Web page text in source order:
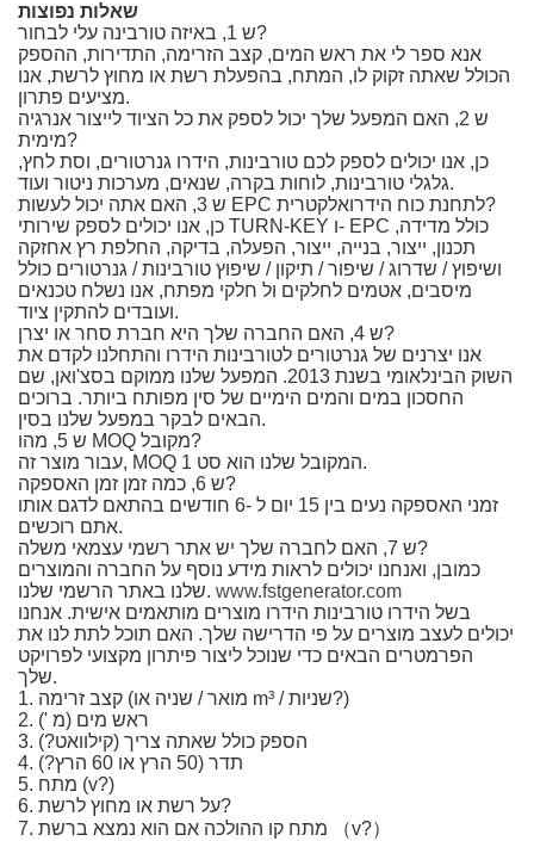
שאלות נפוצות
ש 1, באיזה טורבינה עלי לבחור?
אנא ספר לי את ראש המים, קצב הזרימה, התדירות, ההספק
הכולל שאתה זקוק לו, המתח, בהפעלת רשת או מחוץ לרשת, אנו
מציעים פתרון.
ש 2, האם המפעל שלך יכול לספק את כל הציוד לייצור אנרגיה
מימית?
כן, אנו יכולים לספק לכם טורבינות, הידרו גנרטורים, וסת לחץ,
גלגלי טורבינות, לוחות בקרה, שנאים, מערכות ניטור ועוד.
ש 3, האם אתה יכול לעשות EPC לתחנת כוח הידרואלקטרית?
כן, אנו יכולים לספק שירותי TURN-KEY ו- EPC כולל מדידה,
תכנון, ייצור, בנייה, ייצור, הפעלה, בדיקה, החלפת רץ אחזקה
ושיפוץ / שדרוג / שיפור / תיקון / שיפוץ טורבינות / גנרטורים כולל
מיסבים, אטמים לחלקים ול חלקי מפתח, אנו נשלח טכנאים
ועובדים להתקין ציוד.
ש 4, האם החברה שלך היא חברת סחר או יצרן?
אנו יצרנים של גנרטורים לטורבינות הידרו והתחלנו לקדם את
השוק הבינלאומי בשנת 2013. המפעל שלנו ממוקם בסצ'ואן, שם
החסכון במים והמים הימיים של סין מפותח ביותר. ברוכים
הבאים לבקר במפעל שלנו בסין.
ש 5, מהו MOQ מקובל?
עבור מוצר זה, MOQ המקובל שלנו הוא סט 1.
ש 6, כמה זמן זמן האספקה?
זמני האספקה ​​נעים בין 15 יום ל -6 חודשים בהתאם לדגם אותו
אתם רוכשים.
ש 7, האם לחברה שלך יש אתר רשמי עצמאי משלה?
כמובן, ואנחנו יכולים לראות מידע נוסף על החברה והמוצרים
שלנו באתר הרשמי שלנו. www.fstgenerator.com
בשל הידרו טורבינות הידרו מוצרים מותאמים אישית. אנחנו
יכולים לעצב מוצרים על פי הדרישה שלך. האם תוכל לתת לנו את
הפרמטרים הבאים כדי שנוכל ליצור פיתרון מקצועי לפרויקט
שלך.
1. קצב זרימה (מואר / שניה או m³ / שניות?)
2. ראש מים (מ ')
3. הספק כולל שאתה צריך (קילוואט?)
4. תדר (50 הרץ או 60 הרץ?)
5. מתח (v?)
6. על רשת או מחוץ לרשת?
7. מתח קו ההולכה אם הוא נמצא ברשת （v?）